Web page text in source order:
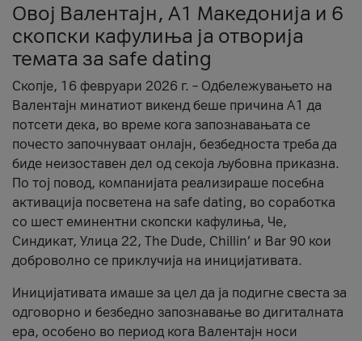
Овој Валентајн, A1 Македонија и 6
скопски кафулиња ја отворија
темата за safe dating
Скопје, 16 февруари 2026 г. – Одбележувањето на
Валентајн минатиот викенд беше причина А1 да
потсети дека, во време кога запознавањата се
почесто започнуваат онлајн, безбедноста треба да
биде неизоставен дел од секоја љубовна приказна.
По тој повод, компанијата реализираше посебна
активација посветена на safe dating, во соработка
со шест еминентни скопски кафулиња, Че,
Синдикат, Улица 22, The Dude, Chillin’ и Bar 90 кои
доброволно се приклучија на иницијативата.
Иницијативата имаше за цел да ја подигне свеста за
одговорно и безбедно запознавање во дигиталната
ера, особено во период кога Валентајн носи